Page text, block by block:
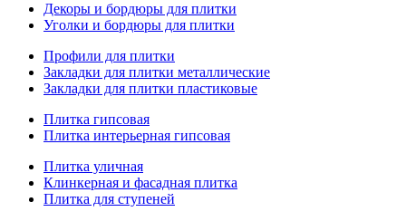
Декоры и бордюры для плитки
Уголки и бордюры для плитки
Профили для плитки
Закладки для плитки металлические
Закладки для плитки пластиковые
Плитка гипсовая
Плитка интерьерная гипсовая
Плитка уличная
Клинкерная и фасадная плитка
Плитка для ступеней